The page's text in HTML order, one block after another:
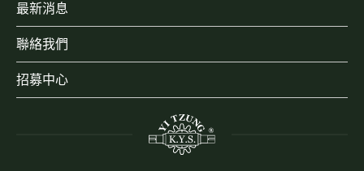
最新消息
聯絡我們
招募中心